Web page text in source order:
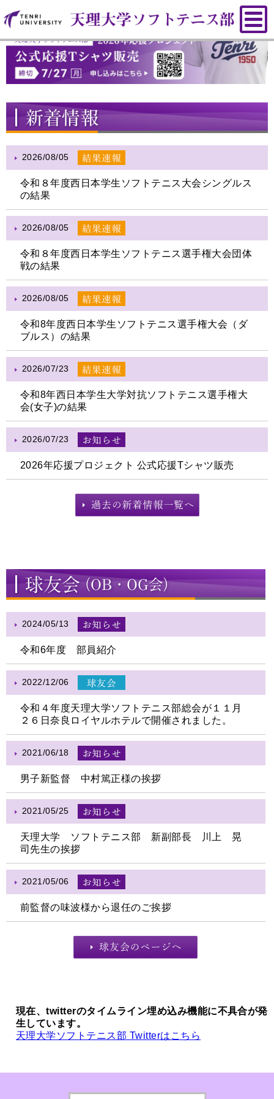
2026/08/05
令和８年度西日本学生ソフトテニス大会シングルス
の結果
2026/08/05
令和８年度西日本学生ソフトテニス選手権大会団体
戦の結果
2026/08/05
令和8年度西日本学生ソフトテニス選手権大会（ダ
ブルス）の結果
2026/07/23
令和8年西日本学生大学対抗ソフトテニス選手権大
会(女子)の結果
2026/07/23
2026年応援プロジェクト 公式応援Tシャツ販売
2024/05/13
令和6年度 部員紹介
2022/12/06
令和４年度天理大学ソフトテニス部総会が１１月
２６日奈良ロイヤルホテルで開催されました。
2021/06/18
男子新監督 中村篤正様の挨拶
2021/05/25
天理大学 ソフトテニス部 新副部長 川上 晃
司先生の挨拶
2021/05/06
前監督の味波様から退任のご挨拶
現在、twitterのタイムライン埋め込み機能に不具合が発
生しています。
天理大学ソフトテニス部 Twitterはこちら